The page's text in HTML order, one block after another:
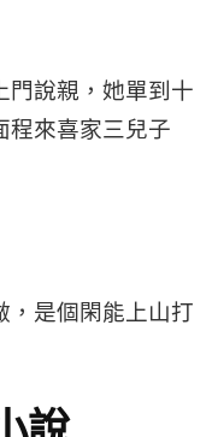
門說親，她單到十
程來喜家三兒子
，是個閑能上山打